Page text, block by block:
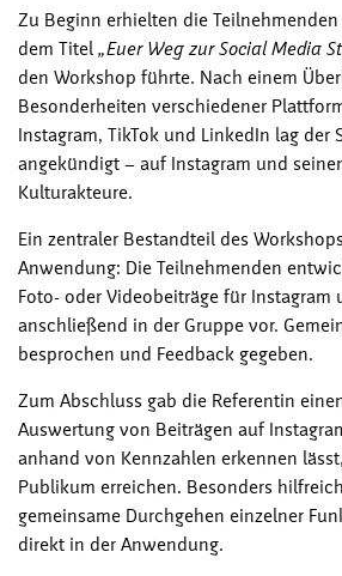
Zu Beginn erhielten die
dem Titel „Euer Weg zur Social Media
den Workshop führte. Nach einem
Besonderheiten verschiedener
Instagram, TikTok und LinkedIn lag
angekündigt – auf Instagram und
Kulturakteure.
Ein zentraler Bestandteil des
Anwendung: Die Teilnehmenden
Foto- oder Videobeiträge für Instagram
anschließend in der Gruppe vor.
besprochen und Feedback gegeben.
Zum Abschluss gab die Referentin
Auswertung von Beiträgen auf
anhand von Kennzahlen erkennen
Publikum erreichen. Besonders
gemeinsame Durchgehen einzelner
direkt in der Anwendung.